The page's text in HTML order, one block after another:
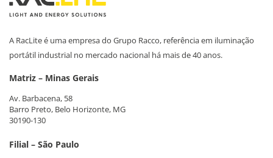
A RacLite é uma empresa do Grupo Racco, referência em iluminação
portátil industrial no mercado nacional há mais de 40 anos.
Matriz – Minas Gerais
Av. Barbacena, 58
Barro Preto, Belo Horizonte, MG
30190-130
Filial – São Paulo